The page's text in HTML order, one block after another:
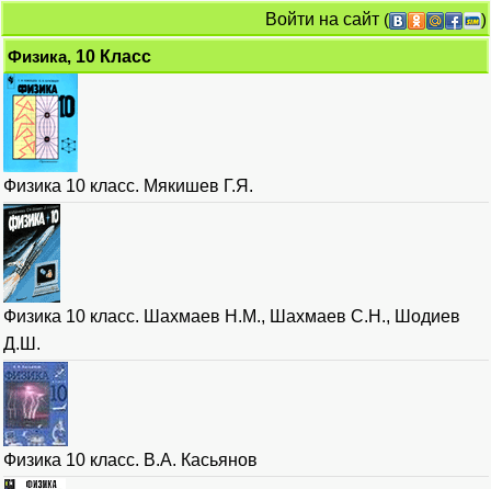
Войти на сайт (
)
Физика, 10 Класс
Физика 10 класс. Мякишев Г.Я.
Физика 10 класс. Шахмаев Н.М., Шахмаев С.Н., Шодиев
Д.Ш.
Физика 10 класс. В.А. Касьянов